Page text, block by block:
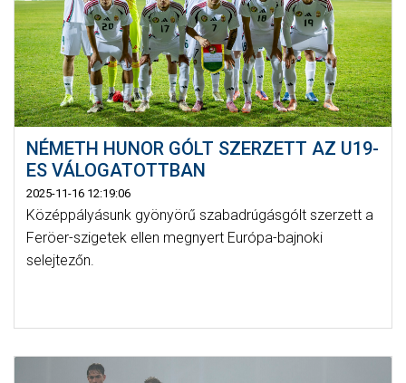
NÉMETH HUNOR GÓLT SZERZETT AZ U19-
ES VÁLOGATOTTBAN
2025-11-16 12:19:06
Középpályásunk gyönyörű szabadrúgásgólt szerzett a
Feröer-szigetek ellen megnyert Európa-bajnoki
selejtezőn.